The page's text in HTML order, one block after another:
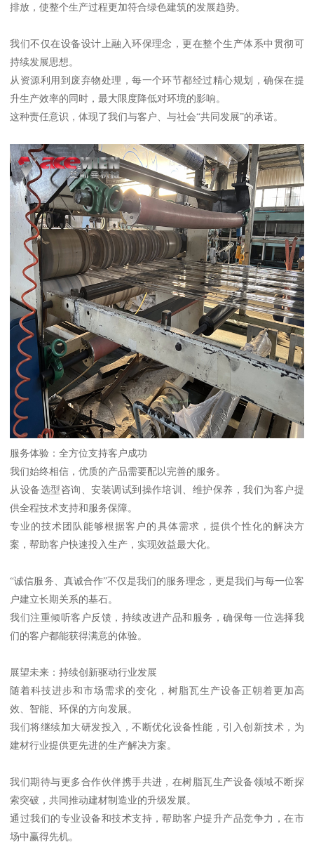
排放，使整个生产过程更加符合绿色建筑的发展趋势。
我们不仅在设备设计上融入环保理念，更在整个生产体系中贯彻可
持续发展思想。
从资源利用到废弃物处理，每一个环节都经过精心规划，确保在提
升生产效率的同时，最大限度降低对环境的影响。
这种责任意识，体现了我们与客户、与社会“共同发展”的承诺。
服务体验：全方位支持客户成功
我们始终相信，优质的产品需要配以完善的服务。
从设备选型咨询、安装调试到操作培训、维护保养，我们为客户提
供全程技术支持和服务保障。
专业的技术团队能够根据客户的具体需求，提供个性化的解决方
案，帮助客户快速投入生产，实现效益最大化。
“诚信服务、真诚合作”不仅是我们的服务理念，更是我们与每一位客
户建立长期关系的基石。
我们注重倾听客户反馈，持续改进产品和服务，确保每一位选择我
们的客户都能获得满意的体验。
展望未来：持续创新驱动行业发展
随着科技进步和市场需求的变化，树脂瓦生产设备正朝着更加高
效、智能、环保的方向发展。
我们将继续加大研发投入，不断优化设备性能，引入创新技术，为
建材行业提供更先进的生产解决方案。
我们期待与更多合作伙伴携手共进，在树脂瓦生产设备领域不断探
索突破，共同推动建材制造业的升级发展。
通过我们的专业设备和技术支持，帮助客户提升产品竞争力，在市
场中赢得先机。